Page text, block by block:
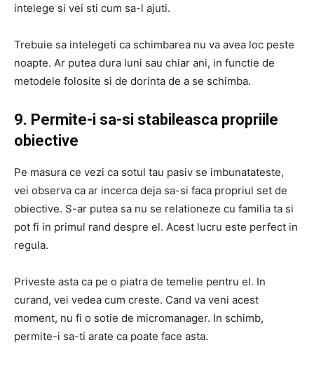
intelege si vei sti cum sa-l ajuti.
Trebuie sa intelegeti ca schimbarea nu va avea loc peste
noapte. Ar putea dura luni sau chiar ani, in functie de
metodele folosite si de dorinta de a se schimba.
9. Permite-i sa-si stabileasca propriile
obiective
Pe masura ce vezi ca sotul tau pasiv se imbunatateste,
vei observa ca ar incerca deja sa-si faca propriul set de
obiective. S-ar putea sa nu se relationeze cu familia ta si
pot fi in primul rand despre el. Acest lucru este perfect in
regula.
Priveste asta ca pe o piatra de temelie pentru el. In
curand, vei vedea cum creste. Cand va veni acest
moment, nu fi o sotie de micromanager. In schimb,
permite-i sa-ti arate ca poate face asta.